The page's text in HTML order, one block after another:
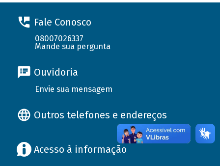
Fale Conosco
08007026337
Mande sua pergunta
Ouvidoria
Envie sua mensagem
Outros telefones e endereços
Acesso à informação